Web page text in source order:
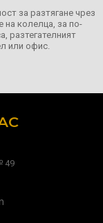
за разтягане чрез
на колелца, за по-
разтегателният
или офис.
49